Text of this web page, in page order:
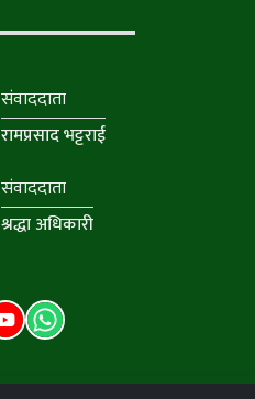
संवाददाता
रामप्रसाद भट्टराई
संवाददाता
श्रद्धा अधिकारी